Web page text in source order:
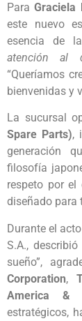
ParaGraciela
este nuevo
esencia de
atención al
“Queríamos
bienvenidas y
La sucursal
Spare Parts),
generación
filosofía
respeto por el
diseñado para
Durante el
S.A.,
sueño”,
Corporation,
America &
estratégicos,